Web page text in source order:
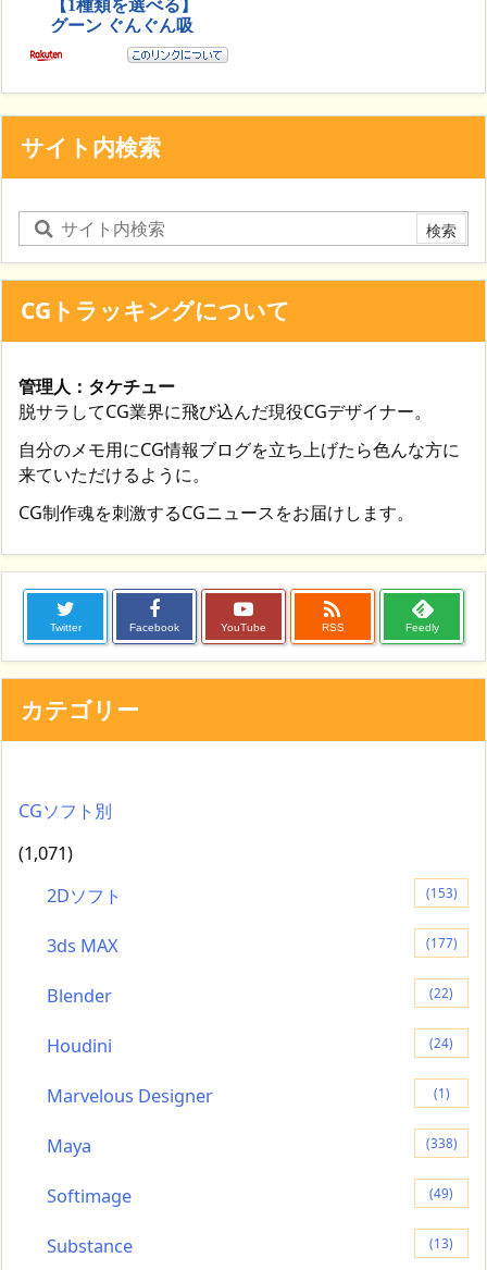
サイト内検索
CGトラッキングについて
管理人：タケチュー
脱サラしてCG業界に飛び込んだ現役CGデザイナー。
自分のメモ用にCG情報ブログを立ち上げたら色んな方に
来ていただけるように。
CG制作魂を刺激するCGニュースをお届けします。
Twitter Facebook YouTube

RSS Feedly
カテゴリー
CGソフト別
(1,071)
2Dソフト
(153)
3ds MAX (177)
Blender (22)
Houdini (24)
Marvelous Designer (1)
Maya (338)
Softimage (49)
Substance (13)